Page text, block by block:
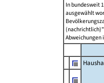
In bundesweit
ausgewählt
Abweichungen